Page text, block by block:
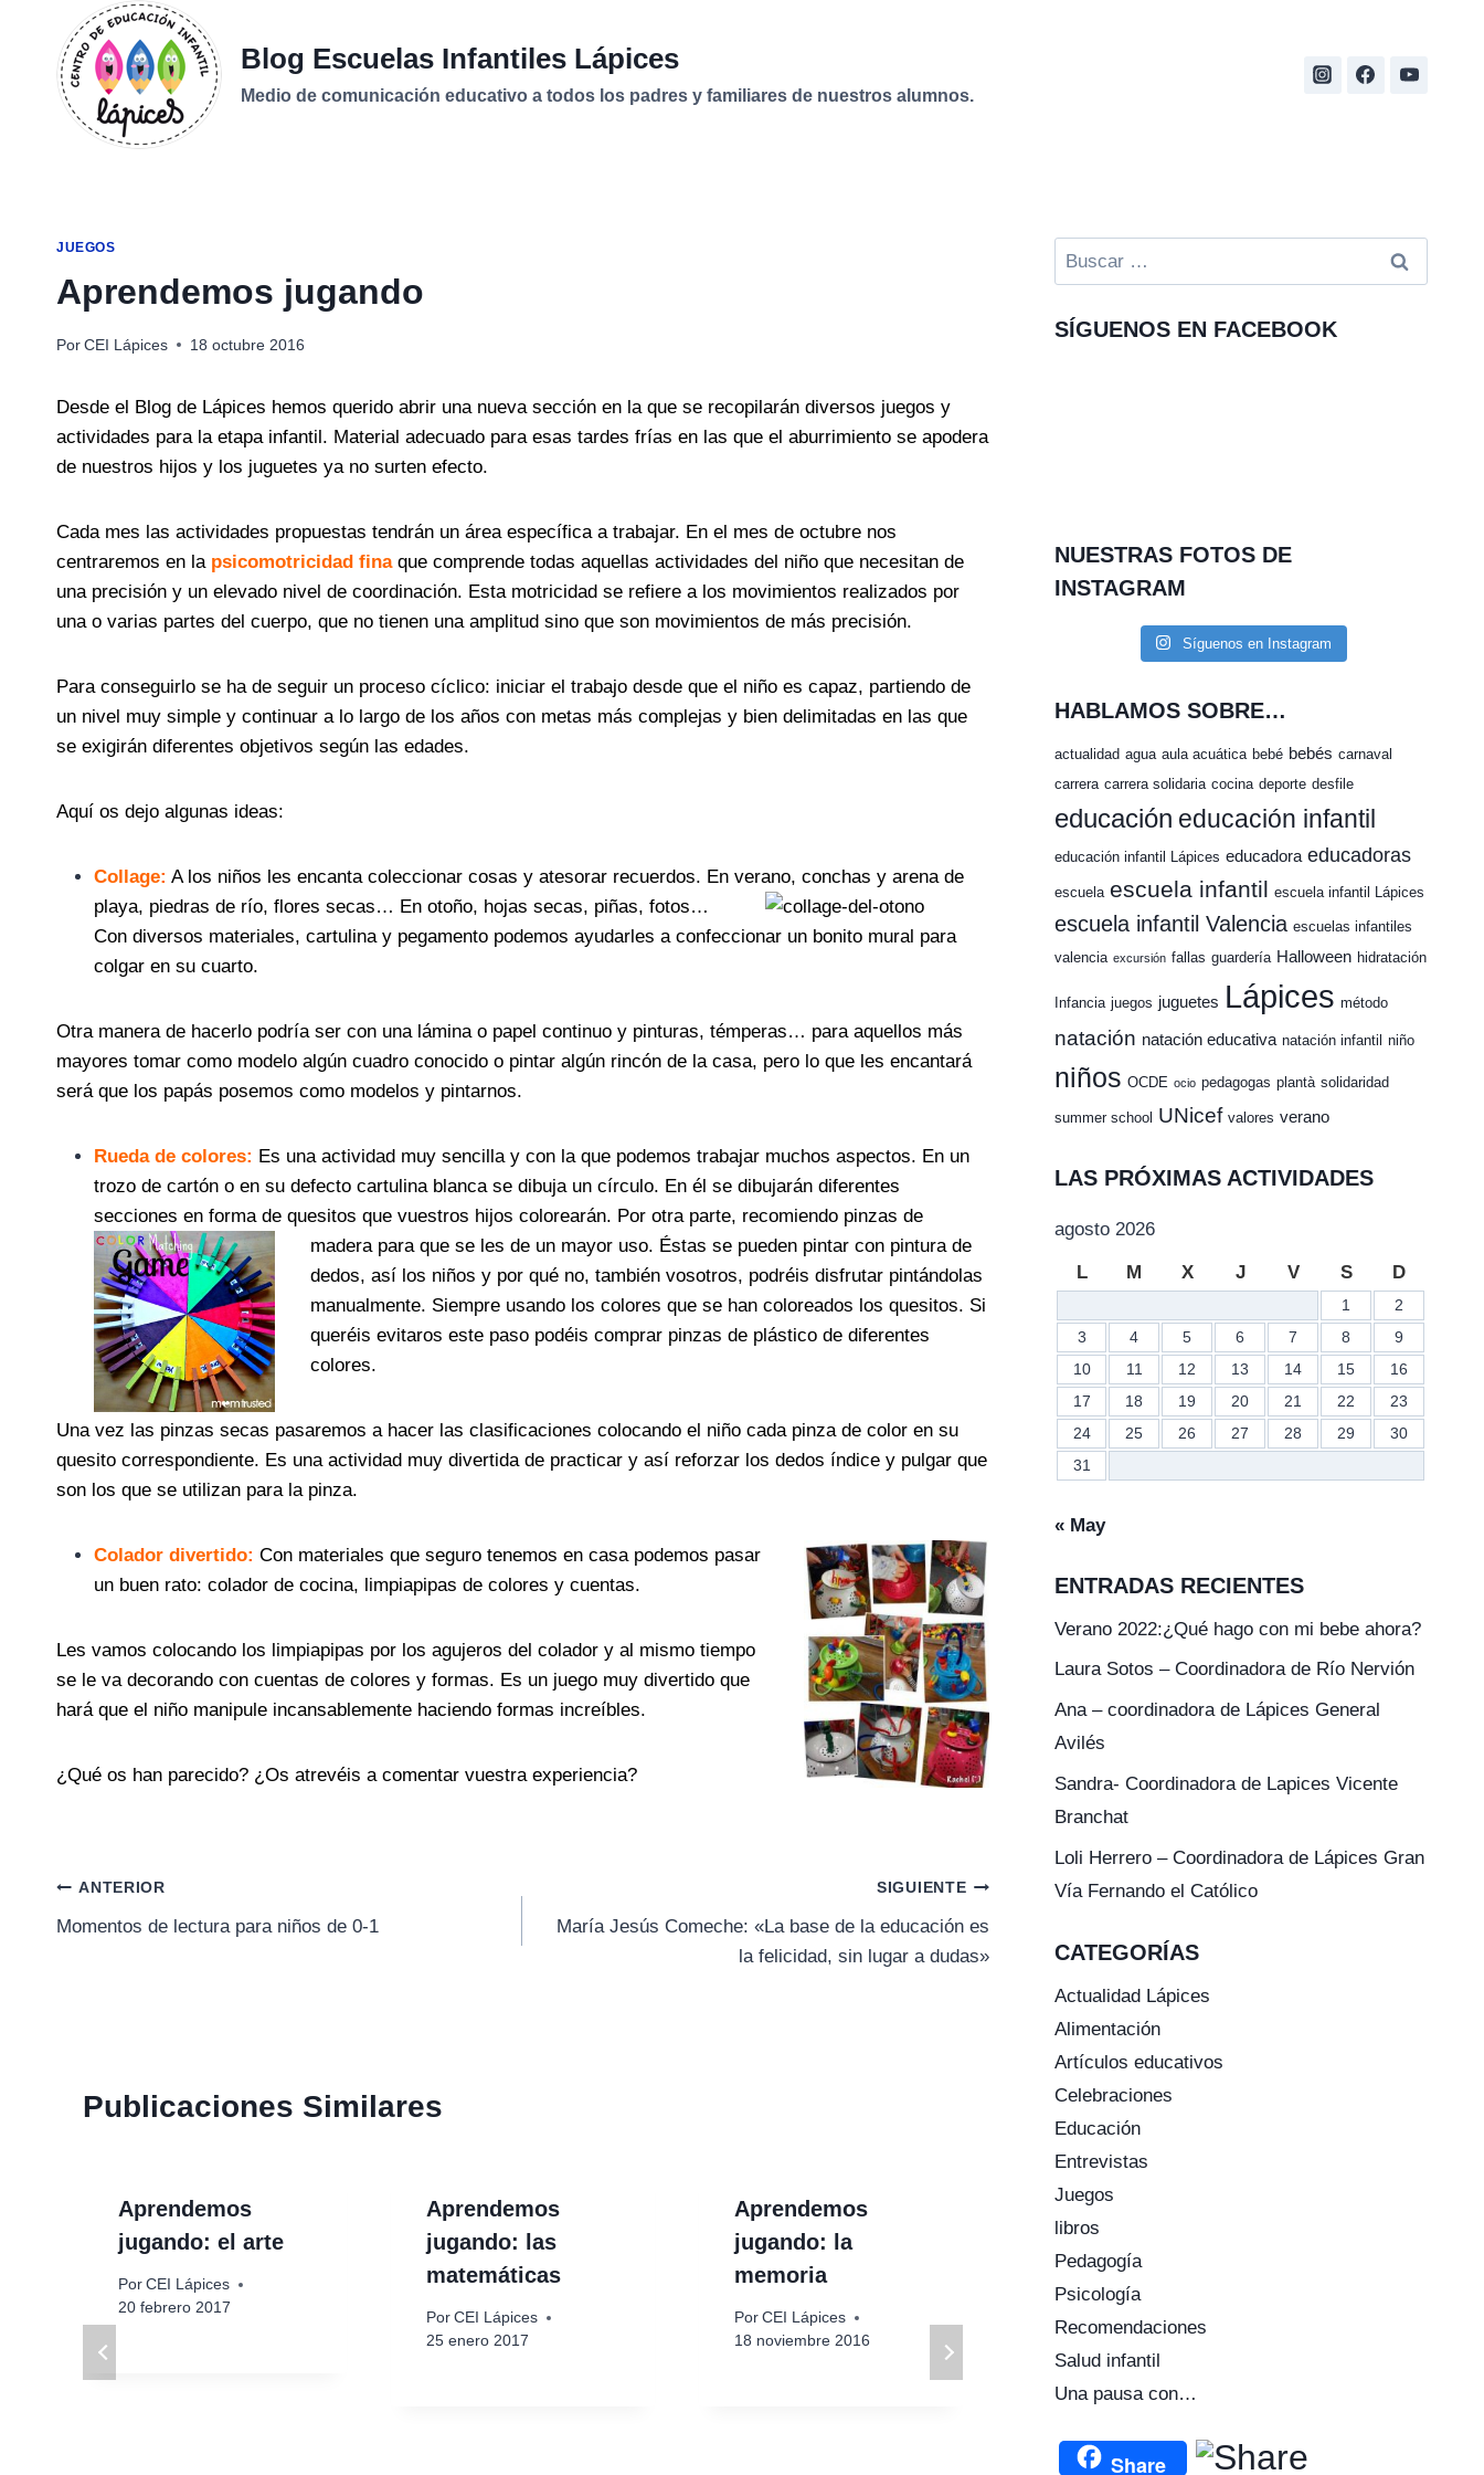
contenido
Blog Escuelas Infantiles Lápices
Medio de comunicación educativo a todos los padres y familiares de nuestros alumnos.
JUEGOS
Aprendemos jugando
Por CEI Lápices 18 octubre 2016
Desde el Blog de Lápices hemos querido abrir una nueva sección en la que se recopilarán diversos juegos y
actividades para la etapa infantil. Material adecuado para esas tardes frías en las que el aburrimiento se apodera
de nuestros hijos y los juguetes ya no surten efecto.
Cada mes las actividades propuestas tendrán un área específica a trabajar. En el mes de octubre nos
centraremos en la psicomotricidad finaque comprende todas aquellas actividades del niño que necesitan de
una precisión y un elevado nivel de coordinación. Esta motricidad se refiere a los movimientos realizados por
una o varias partes del cuerpo, que no tienen una amplitud sino que son movimientos de más precisión.
Para conseguirlo se ha de seguir un proceso cíclico: iniciar el trabajo desde que el niño es capaz, partiendo de
un nivel muy simple y continuar a lo largo de los años con metas más complejas y bien delimitadas en las que
se exigirán diferentes objetivos según las edades.
Aquí os dejo algunas ideas:
Collage: A los niños les encanta coleccionar cosas y atesorar recuerdos. En verano, conchas y arena de
playa, piedras de río, flores secas… En otoño, hojas secas, piñas, fotos…
Con diversos materiales, cartulina y pegamento podemos ayudarles a confeccionar un bonito mural para
colgar en su cuarto.
Otra manera de hacerlo podría ser con una lámina o papel continuo y pinturas, témperas… para aquellos más
mayores tomar como modelo algún cuadro conocido o pintar algún rincón de la casa, pero lo que les encantará
será que los papás posemos como modelos y pintarnos.
Rueda de colores: Es una actividad muy sencilla y con la que podemos trabajar muchos aspectos. En un
trozo de cartón o en su defecto cartulina blanca se dibuja un círculo. En él se dibujarán diferentes
secciones en forma de quesitos que vuestros hijos colorearán. Por otra parte, recomiendo pinzas de
madera para que se les de un mayor uso. Éstas se pueden pintar con pintura de
dedos, así los niños y por qué no, también vosotros, podréis disfrutar pintándolas
manualmente. Siempre usando los colores que se han coloreados los quesitos. Si
queréis evitaros este paso podéis comprar pinzas de plástico de diferentes
colores.
Una vez las pinzas secas pasaremos a hacer las clasificaciones colocando el niño cada pinza de color en su
quesito correspondiente. Es una actividad muy divertida de practicar y así reforzar los dedos índice y pulgar que
son los que se utilizan para la pinza.
Colador divertido: Con materiales que seguro tenemos en casa podemos pasar
un buen rato: colador de cocina, limpiapipas de colores y cuentas.
Les vamos colocando los limpiapipas por los agujeros del colador y al mismo tiempo
se le va decorando con cuentas de colores y formas. Es un juego muy divertido que
hará que el niño manipule incansablemente haciendo formas increíbles.
¿Qué os han parecido? ¿Os atrevéis a comentar vuestra experiencia?
Navegación
de
ANTERIOR
Momentos de lectura para niños de 0-1
SIGUIENTE
María Jesús Comeche: «La base de la educación es
la felicidad, sin lugar a dudas»
Publicaciones Similares
Aprendemos
jugando: el arte
Por CEI Lápices
20 febrero 2017
Aprendemos
jugando: las
matemáticas
Por CEI Lápices
25 enero 2017
Aprendemos
jugando: la
memoria
Por CEI Lápices
18 noviembre 2016
Aprendemos
jugando: las
emociones
Por
CEI Lápices
Buscar:
SÍGUENOS EN FACEBOOK
NUESTRAS FOTOS DE
INSTAGRAM
Síguenos en Instagram
HABLAMOS SOBRE…
actualidad agua aula acuática bebé bebés carnaval
carrera carrera solidaria cocina deporte desfile
educación educación infantil
educación infantil Lápices educadora educadoras
escuela escuela infantil escuela infantil Lápices
escuela infantil Valencia escuelas infantiles
valencia excursión fallas guardería Halloween hidratación
Infancia juegos juguetes Lápices método
natación natación educativa natación infantil niño
niños OCDE ocio pedagogas plantà solidaridad
summer school UNicef valores verano
LAS PRÓXIMAS ACTIVIDADES
agosto 2026
L M X J V S D
1
2
3
4 5 6 7 8
9
10
11 12 13 14 15
16
17
18 19 20 21 22
23
24
25 26 27 28 29
30
31
« May
ENTRADAS RECIENTES
Verano 2022:¿Qué hago con mi bebe ahora?
Laura Sotos – Coordinadora de Río Nervión
Ana – coordinadora de Lápices General
Avilés
Sandra- Coordinadora de Lapices Vicente
Branchat
Loli Herrero – Coordinadora de Lápices Gran
Vía Fernando el Católico
CATEGORÍAS
Actualidad Lápices
Alimentación
Artículos educativos
Celebraciones
Educación
Entrevistas
Juegos
libros
Pedagogía
Psicología
Recomendaciones
Salud infantil
Una pausa con…
Share